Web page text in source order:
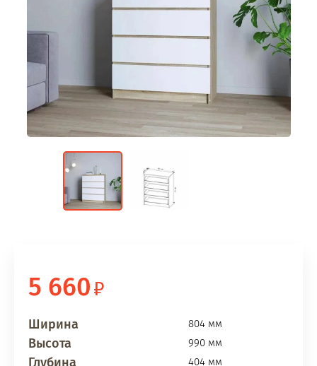
5 660
Ширина 804 мм
Высота 990 мм
Глубина 404 мм